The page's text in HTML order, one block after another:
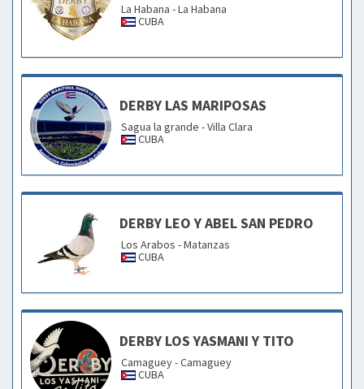
La Habana - La Habana
CUBA
DERBY LAS MARIPOSAS
Sagua la grande - Villa Clara
CUBA
DERBY LEO Y ABEL SAN PEDRO
Los Arabos - Matanzas
CUBA
DERBY LOS YASMANI Y TITO
Camaguey - Camaguey
CUBA